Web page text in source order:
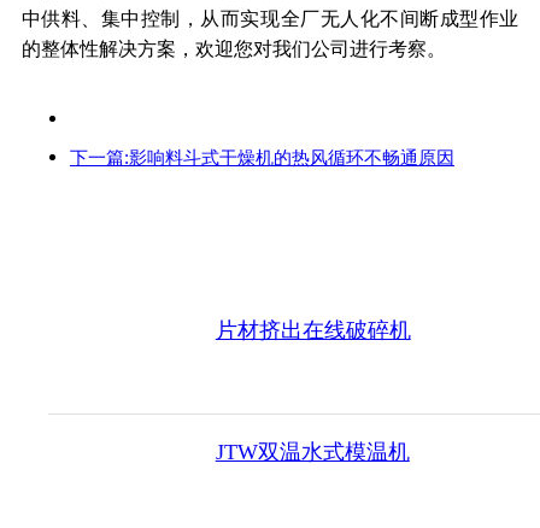
中供料、集中控制，从而实现全厂无人化不间断成型作业
的整体性解决方案，欢迎您对我们公司进行考察。
下一篇:影响料斗式干燥机的热风循环不畅通原因
片材挤出在线破碎机
JTW双温水式模温机